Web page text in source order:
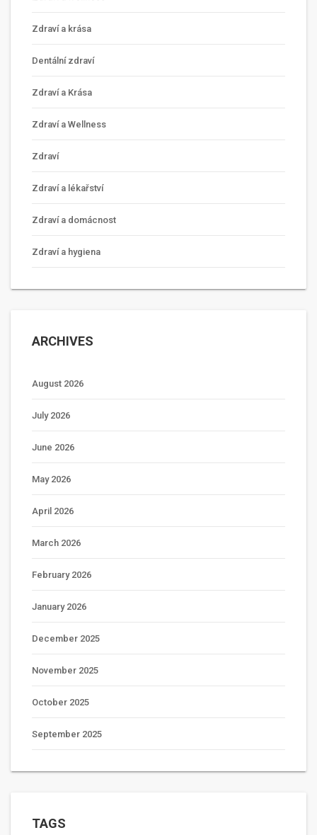
Zdraví a krása
Dentální zdraví
Zdraví a Krása
Zdraví a Wellness
Zdraví
Zdraví a lékařství
Zdraví a domácnost
Zdraví a hygiena
ARCHIVES
August 2026
July 2026
June 2026
May 2026
April 2026
March 2026
February 2026
January 2026
December 2025
November 2025
October 2025
September 2025
TAGS